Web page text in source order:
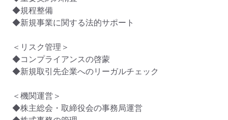
◆規程整備
◆新規事業に関する法的サポート
＜リスク管理＞
◆コンプライアンスの啓蒙
◆新規取引先企業へのリーガルチェック
＜機関運営＞
◆株主総会・取締役会の事務局運営